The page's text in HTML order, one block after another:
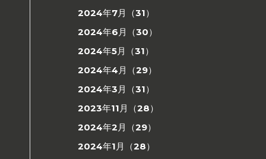
2024年7月（31）
2024年6月（30）
2024年5月（31）
2024年4月（29）
2024年3月（31）
2023年11月（28）
2024年2月（29）
2024年1月（28）